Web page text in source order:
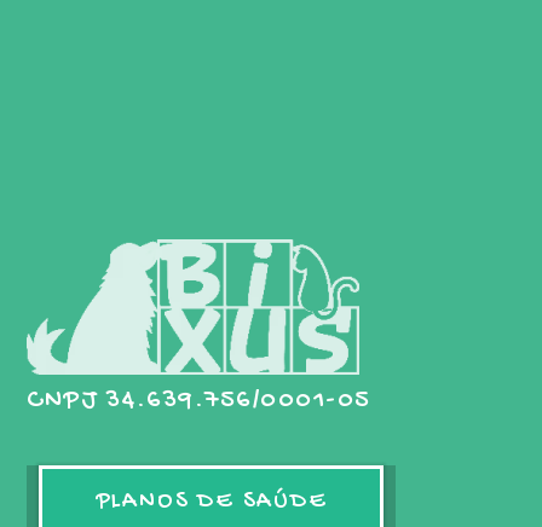
CNPJ 34.639.756/0001-05
PLANOS DE SAÚDE